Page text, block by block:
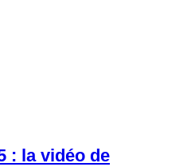
: la vidéo de